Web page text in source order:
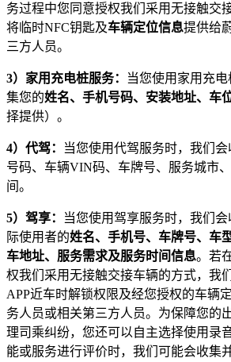
务过程中您同意授权我们采用无接触交
将临时NFC钥匙及车辆定位信息提供给
三方人员。
3）家用充电桩服务：
当您使用家用充
集您的姓名、手机号码、安装地址、车
择提供）。
4）代驾：
当您使用代驾服务时，我们
号码、车辆VIN码、车牌号、服务城市
间。
5）驾享：
当您使用驾享服务时，我们
际使用者的姓名、手机号、车牌号、车
车地址、服务需求及服务时间信息。若
权我们采用无接触交接车辆的方式，我
APP近车时解锁权限及经您授权的车辆
务人员或相关第三方人员。为保障您的
理司乘纠纷，您还可以自主选择使用录
能或服务进行评价时，我们可能会收集